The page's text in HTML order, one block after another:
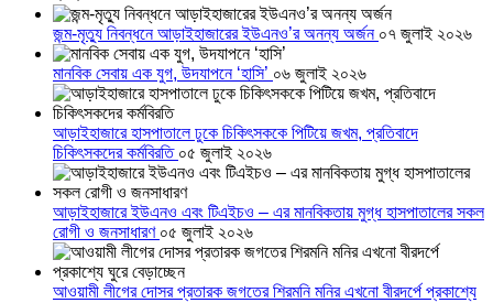
জন্ম-মৃত্যু নিবন্ধনে আড়াইহাজারের ইউএনও’র অনন্য অর্জন ০৭ জুলাই ২০২৬
মানবিক সেবায় এক যুগ, উদযাপনে ‘হাসি’ ০৬ জুলাই ২০২৬
আড়াইহাজারে হাসপাতালে ঢুকে চিকিৎসককে পিটিয়ে জখম, প্রতিবাদে
চিকিৎসকদের কর্মবিরতি ০৫ জুলাই ২০২৬
আড়াইহাজারে ইউএনও এবং টিএইচও – এর মানবিকতায় মুগ্ধ হাসপাতালের সকল
রোগী ও জনসাধারণ ০৫ জুলাই ২০২৬
আওয়ামী লীগের দোসর প্রতারক জগতের শিরমনি মনির এখনো বীরদর্পে প্রকাশ্যে